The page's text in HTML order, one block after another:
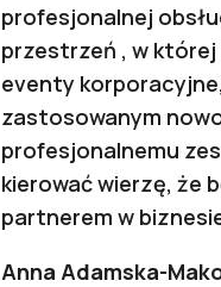
profesjonalnej
przestrzeń , w
eventy
zastosowanym
profesjonalnemu
kierować wierzę, że
partnerem w
Anna Adamska-